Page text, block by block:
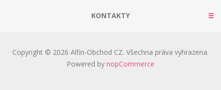
KONTAKTY
Copyright © 2026 Alfin-Obchod CZ. Všechna práva vyhrazena.
Powered by nopCommerce